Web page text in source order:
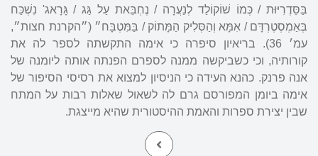
בַּסֵּדֶרִיּוּת / כְּמוֹ שׁוֹקוֹלַד לְנַעֲרָה / נֶחְבֵּאת עַל גַּג / גָּרָאג' נִשְׁכַּח
בְּאַמְסְטֶרְדָּם / אִמָּא וְהַסְּלִיק הַמָּתוֹק / בַּמִּטְבָּח״ (״הקרנת חצות״,
עמ׳ 36). בריאיון סיפרה כי אימה התקשתה לספר לה את
קורותיה, וכי כשביקשה ממנה לספרם הפנתה אותה ליומנה של
אנה פרנק. כהנא העידה כי הניסיון למצוא את רסיסי הסיפור של
אימה ביומן המפורסם גרם לה לשאול שאלות רבות על המתח
שבין יצירת ספרות והאמת ההיסטורית שהיא מייצגת.